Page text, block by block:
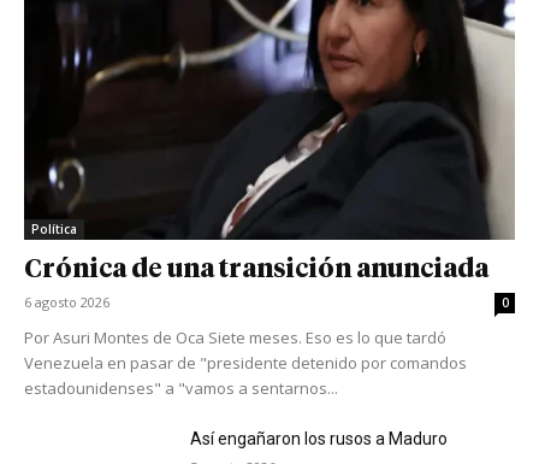
Política
Crónica de una transición anunciada
6 agosto 2026 0
Por Asuri Montes de Oca Siete meses. Eso es lo que tardó
Venezuela en pasar de "presidente detenido por comandos
estadounidenses" a "vamos a sentarnos...
Así engañaron los rusos a Maduro